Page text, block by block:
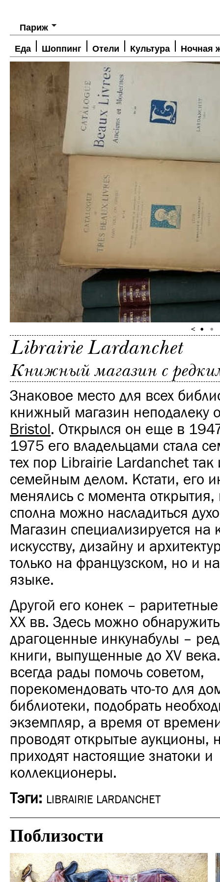
Париж
Еда Шоппинг Отели Культура Ночная
Librairie Lardanchet
Книжный магазин с
Знаковое место для всех
книжный магазин неподалеку
Bristol. Открылся он еще в
1975 его владельцами стала
тех пор Librairie Lardanchet так
семейным делом. Кстати, его
менялись с момента открытия,
сполна можно насладиться
Магазин специализируется на
искусству, дизайну и
только на французском, но и
языке.
Другой его конек –
ХХ вв. Здесь можно
драгоценные инкунабулы –
книги, выпущенные до XV
всегда рады помочь советом,
порекомендовать что-то для
библиотеки, подобрать
экземпляр, а время от
проводят открытые аукционы,
приходят настоящие знатоки и
коллекционеры.
Тэги: LIBRAIRIE LARDANCHET
Поблизости